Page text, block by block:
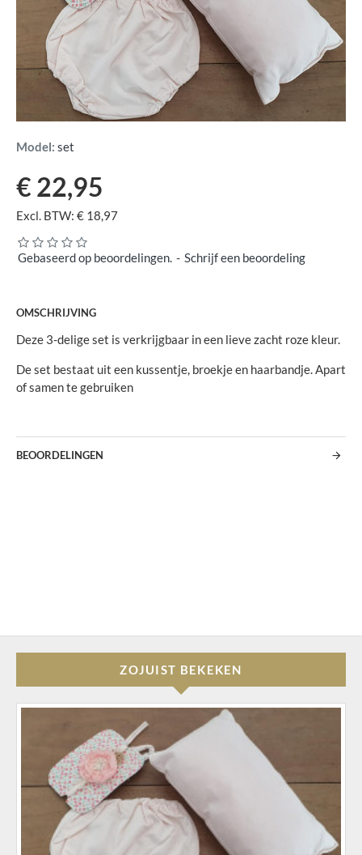
Model: set
Gebaseerd op beoordelingen. - Schrijf een beoordeling
€ 22,95
Excl. BTW: € 18,97
OMSCHRIJVING
Deze 3-delige set is verkrijgbaar in een lieve zacht roze kleur.
De set bestaat uit een kussentje, broekje en haarbandje. Apart
of samen te gebruiken
BEOORDELINGEN
ZOJUIST BEKEKEN